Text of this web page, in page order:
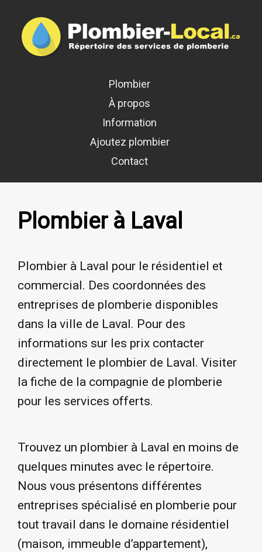
Plombier
À propos
Information
Ajoutez plombier
Contact
Plombier à Laval
Plombier à Laval pour le résidentiel et
commercial. Des coordonnées des
entreprises de plomberie disponibles
dans la ville de Laval. Pour des
informations sur les prix contacter
directement le plombier de Laval. Visiter
la fiche de la compagnie de plomberie
pour les services offerts.
Trouvez un plombier à Laval en moins de
quelques minutes avec le répertoire.
Nous vous présentons différentes
entreprises spécialisé en plomberie pour
tout travail dans le domaine résidentiel
(maison, immeuble d’appartement),